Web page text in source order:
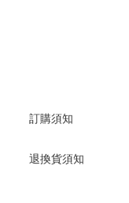
訂購須知
退換貨須知